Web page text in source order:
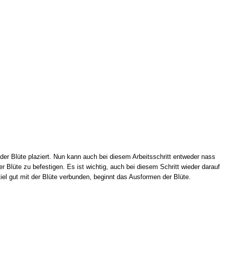
Blüte plaziert. Nun kann auch bei diesem Arbeitsschritt entweder nass
Blüte zu befestigen. Es ist wichtig, auch bei diesem Schritt wieder darauf
gut mit der Blüte verbunden, beginnt das Ausformen der Blüte.